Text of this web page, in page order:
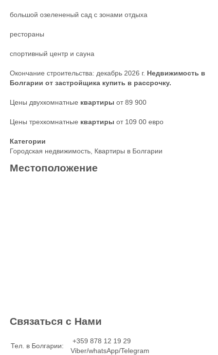
большой озелененый сад с зонами отдыха
рестораны
спортивный центр и сауна
Окончание строительства: декабрь 2026 г. Недвижимость в
Болгарии от застройщика купить в рассрочку.
Цены двухкомнатные квартиры от 89 900
Цены трехкомнатные квартиры от 109 00 евро
Категории
Городская недвижимость, Квартиры в Болгарии
Местоположение
Связаться с Нами
Тел. в Болгарии:
+359 878 12 19 29
Viber/whatsApp/Telegram